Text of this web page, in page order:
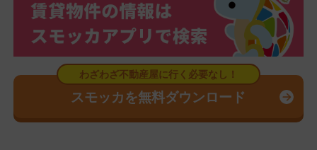
スモッカを無料ダウンロード